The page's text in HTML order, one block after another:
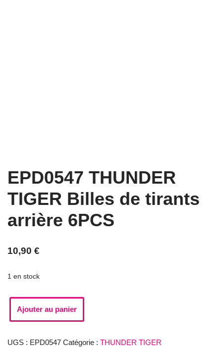
EPD0547 THUNDER
TIGER Billes de tirants
arrière 6PCS
10,90 €
1 en stock
Ajouter au panier
UGS : EPD0547 Catégorie : THUNDER TIGER